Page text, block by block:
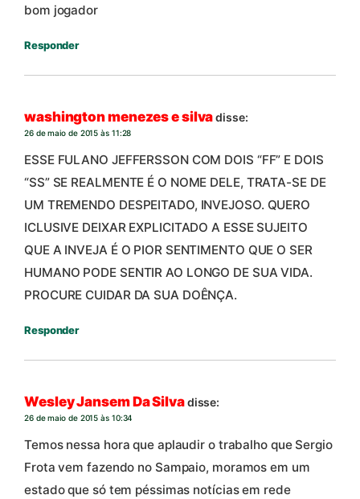
bom jogador
Responder
washington menezes e silvadisse:
26 de maio de 2015 às 11:28
ESSE FULANO JEFFERSSON COM DOIS “FF” E DOIS
“SS” SE REALMENTE É O NOME DELE, TRATA-SE DE
UM TREMENDO DESPEITADO, INVEJOSO. QUERO
ICLUSIVE DEIXAR EXPLICITADO A ESSE SUJEITO
QUE A INVEJA É O PIOR SENTIMENTO QUE O SER
HUMANO PODE SENTIR AO LONGO DE SUA VIDA.
PROCURE CUIDAR DA SUA DOÊNÇA.
Responder
Wesley Jansem Da Silvadisse:
26 de maio de 2015 às 10:34
Temos nessa hora que aplaudir o trabalho que Sergio
Frota vem fazendo no Sampaio, moramos em um
estado que só tem péssimas notícias em rede